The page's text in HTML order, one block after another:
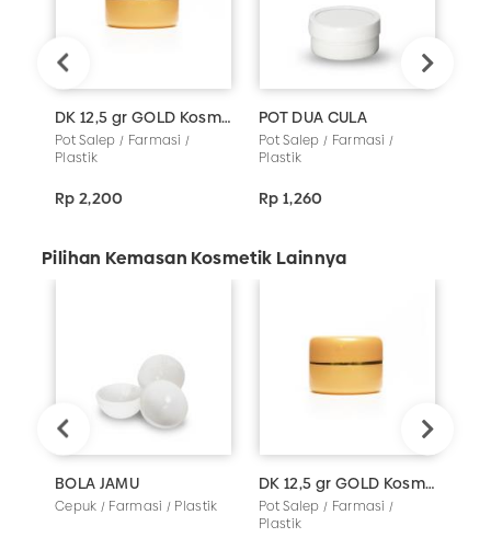
DK 12,5 gr GOLD Kosmetik
Pot Salep / Farmasi /
Plastik
Rp 2,200
POT DUA CULA
Pot Salep / Farmasi /
Plastik
Rp 1,260
Pilihan Kemasan Kosmetik Lainnya
BOLA JAMU
Cepuk / Farmasi / Plastik
DK 12,5 gr GOLD Kosmetik
Pot Salep / Farmasi /
Plastik